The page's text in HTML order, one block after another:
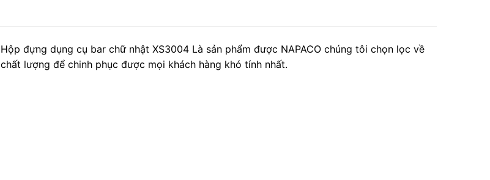
Hộp đựng dụng cụ bar chữ nhật XS3004 Là sản phẩm được NAPACO chúng tôi chọn lọc về
chất lượng để chinh phục được mọi khách hàng khó tính nhất.